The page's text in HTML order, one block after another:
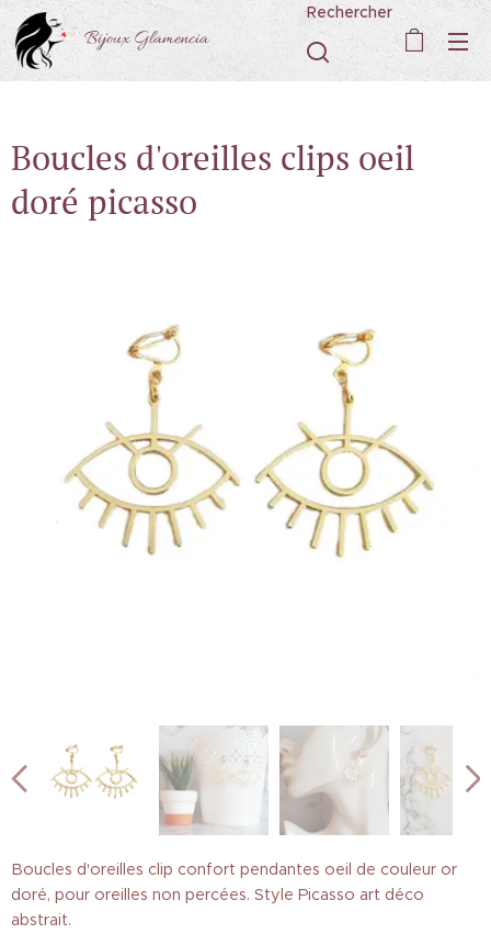
Bijoux Glamencia
Rechercher
Boucles d'oreilles clips oeil
doré picasso
Boucles d'oreilles clip confort pendantes oeil de couleur or
doré, pour oreilles non percées. Style Picasso art déco
abstrait.